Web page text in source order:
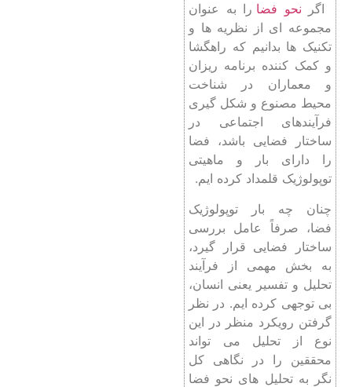
اگر نحو فضا را به عنوان
مجموعه ای از نظریه ها و
تکنیک ها بدانیم که راهگشا
و کمک کننده برنامه ریزان
و معماران در شناخت
محیط مصنوع و شکل گیری
فرآیندهای اجتماعی در
ساختار فضایی باشد، فضا
را دارای بار و ماهیتی
توپولوژیک قلمداد کرده ایم.
چنان چه بار توپولوژیک
فضا، صرفاً عامل بررسی
ساختار فضایی قرار گیرد،
به بخش مهمی از فرآیند
تحلیل و تفسیر یعنی انسان،
بی توجهی کرده ایم. در نظر
گرفتن رویکرد منظر در این
نوع از تحلیل می تواند
محققین را در نگاهی کل
نگر به تحلیل های نحو فضا